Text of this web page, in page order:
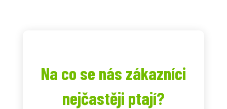
Na co se nás zákazníci
nejčastěji ptají?